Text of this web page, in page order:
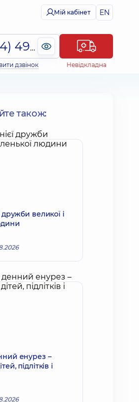
Мій кабінет EN
(044) 495-2-888
дзвінок Невідкладна
також:
дружби великої і
енурез –
підлітків і